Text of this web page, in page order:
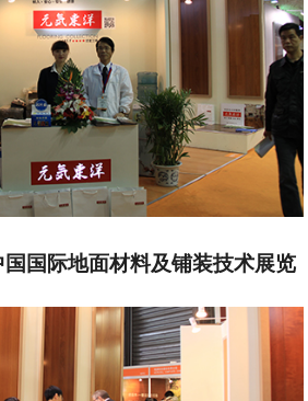
国际地面材料及铺装技术展览